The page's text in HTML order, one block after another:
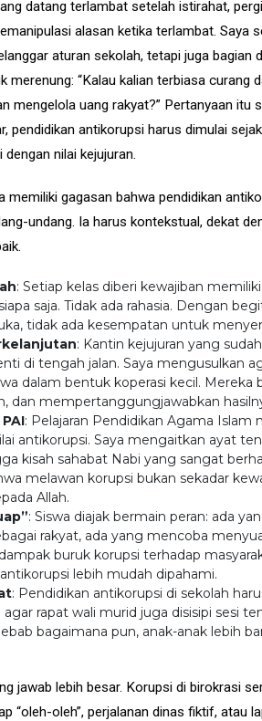
datang terlambat setelah istirahat,
alasan ketika terlambat. Saya
aturan sekolah, tetapi juga bagian
“Kalau kalian terbiasa curang
mengelola uang rakyat?” Pertanyaan itu
pendidikan antikorupsi harus dimulai
nilai kejujuran.
memiliki gagasan bahwa pendidikan
undang. Ia harus kontekstual, dekat
: Setiap kelas diberi kewajiban
saja. Tidak ada rahasia. Dengan
tidak ada kesempatan untuk
: Kantin kejujuran yang
di tengah jalan. Saya mengusulkan
dalam bentuk koperasi kecil. Mereka
dan mempertanggungjawabkan
: Pelajaran Pendidikan Agama Islam
antikorupsi. Saya mengaitkan ayat
kisah sahabat Nabi yang sangat
melawan korupsi bukan sekadar
Allah.
: Siswa diajak bermain peran: ada
rakyat, ada yang mencoba
buruk korupsi terhadap
lebih mudah dipahami.
: Pendidikan antikorupsi di sekolah
rapat wali murid juga disisipi sesi
bagaimana pun, anak-anak lebih
jawab lebih besar. Korupsi di birokrasi
“oleh-oleh”, perjalanan dinas fiktif, atau